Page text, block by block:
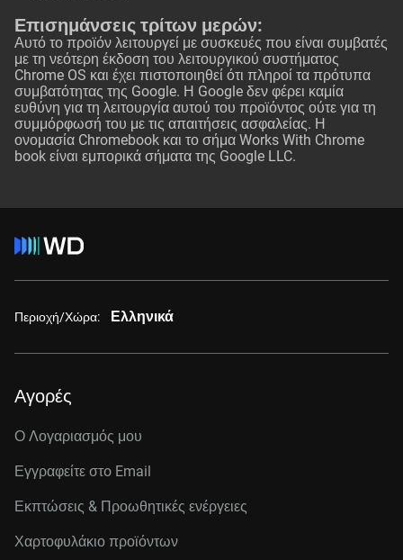
Επισημάνσεις τρίτων μερών:
Αυτό το προϊόν λειτουργεί με συσκευές που είναι συμβατές
με τη νεότερη έκδοση του λειτουργικού συστήματος
Chrome OS και έχει πιστοποιηθεί ότι πληροί τα πρότυπα
συμβατότητας της Google. Η Google δεν φέρει καμία
ευθύνη για τη λειτουργία αυτού του προϊόντος ούτε για τη
συμμόρφωσή του με τις απαιτήσεις ασφαλείας. Η
ονομασία Chromebook και το σήμα Works With Chrome
book είναι εμπορικά σήματα της Google LLC.
Περιοχή/Χώρα: Ελληνικά
Αγορές
Ο Λογαριασμός μου
Εγγραφείτε στo Email
Εκπτώσεις & Προωθητικές ενέργειες
Χαρτοφυλάκιο προϊόντων